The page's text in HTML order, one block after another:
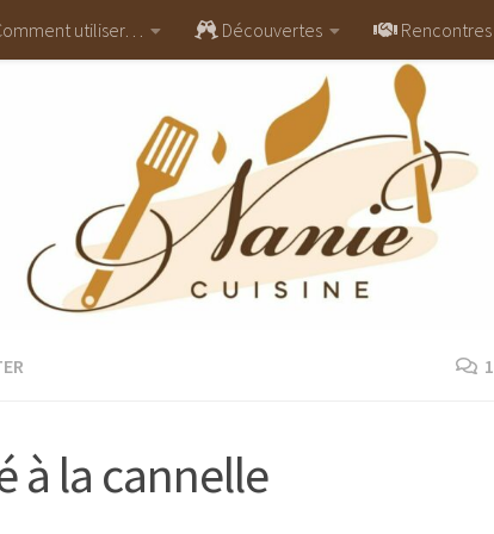
utiliser… Découvertes Rencontres
1
à la cannelle